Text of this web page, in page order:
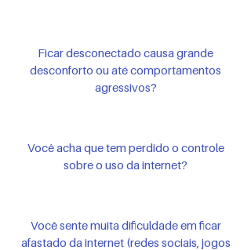
Ficar desconectado causa grande
desconforto ou até comportamentos
agressivos?
Você acha que tem perdido o controle
sobre o uso da internet?
Você sente muita dificuldade em ficar
afastado da internet (redes sociais, jogos